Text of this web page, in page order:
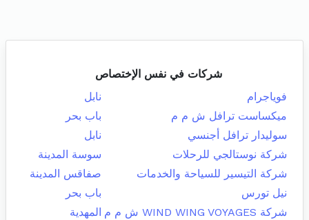
شركات في نفس الإختصاص
فوياجرام
نابل
ميكساست ترافل ش م م
باب بحر
سوليدار ترافل أجنسي
نابل
شركة نوستالجي للرحلات
سوسة المدينة
شركة التيسير للسياحة والخدمات
صفاقس المدينة
نيل تورس
باب بحر
شركة WIND WING VOYAGES ش م م
المهدية